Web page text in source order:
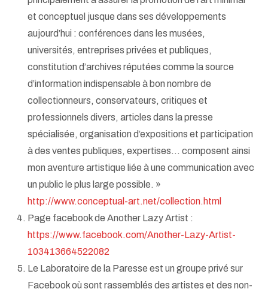
et conceptuel jusque dans ses développements
aujourd’hui : conférences dans les musées,
universités, entreprises privées et publiques,
constitution d’archives réputées comme la source
d’information indispensable à bon nombre de
collectionneurs, conservateurs, critiques et
professionnels divers, articles dans la presse
spécialisée, organisation d’expositions et participation
à des ventes publiques, expertises… composent ainsi
mon aventure artistique liée à une communication avec
un public le plus large possible. »
http://www.conceptual-art.net/collection.html
Page facebook de Another Lazy Artist :
https://www.facebook.com/Another-Lazy-Artist-
103413664522082
Le Laboratoire de la Paresse est un groupe privé sur
Facebook où sont rassemblés des artistes et des non-